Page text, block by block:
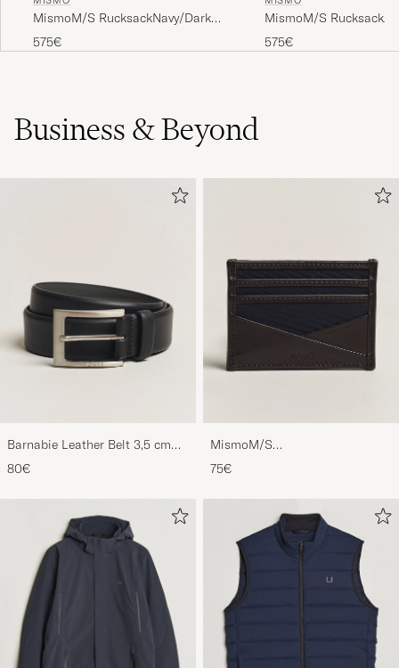
MismoM/S RucksackNavy/Dark
Brown
575€
MismoM/S
Brown
575€
Business & Beyond
Barnabie Leather Belt 3,5 cm
Black
80€
MismoM/S
CardholderNavy/Dark Brown
75€